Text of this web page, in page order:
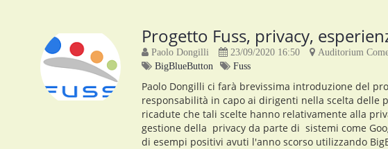
Progetto Fuss, privacy,
Paolo Dongilli 23/09/2020 16:50
Auditorium
BigBlueButton
Fuss
Paolo Dongilli ci farà brevissima introduzione del
responsabilità in capo ai dirigenti nella scelta delle
ricadute che tali scelte hanno relativamente alla
gestione della privacy da parte di sistemi come
di esempi positivi avuti l'anno scorso utilizzando